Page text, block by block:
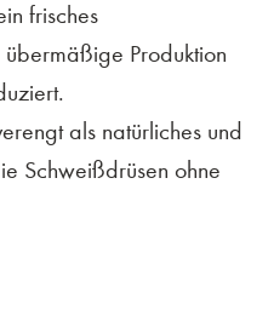
frisches
Produktion
als natürliches und
Schweißdrüsen ohne